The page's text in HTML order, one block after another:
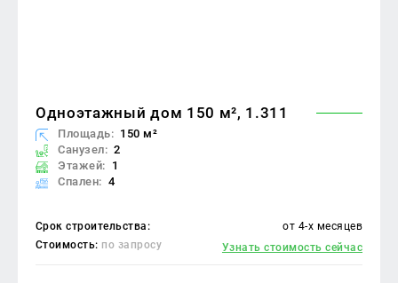
Одноэтажный дом 150 м², 1.311
Площадь: 150 м²
Санузел: 2
Этажей: 1
Спален: 4
Срок строительства:
от 4-х месяцев
Стоимость: по запросу Узнать стоимость сейчас